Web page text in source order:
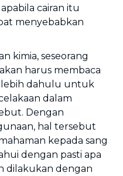
cairan itu
menyebabkan
kimia, seseorang
harus membaca
dahulu untuk
dalam
Dengan
hal tersebut
kepada sang
dengan pasti apa
dilakukan dengan